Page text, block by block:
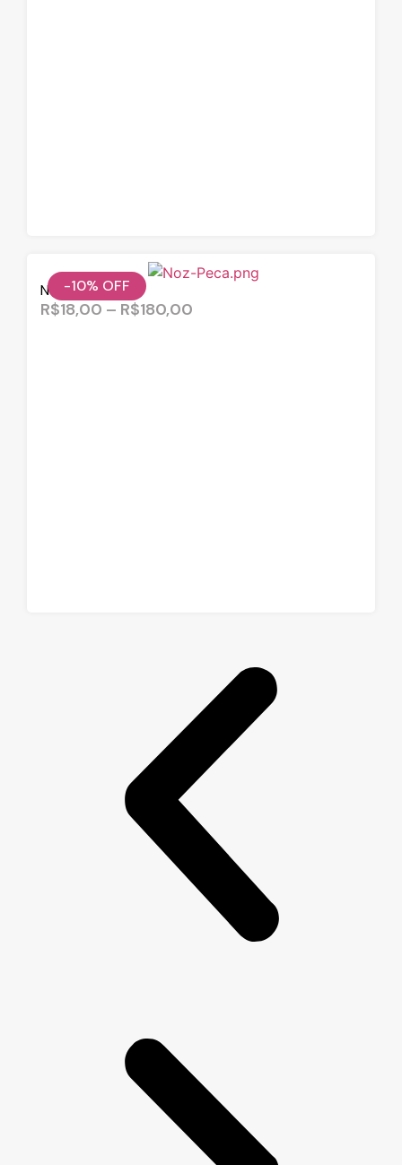
-10% OFF
Noz Pecã
R$18,00 – R$180,00